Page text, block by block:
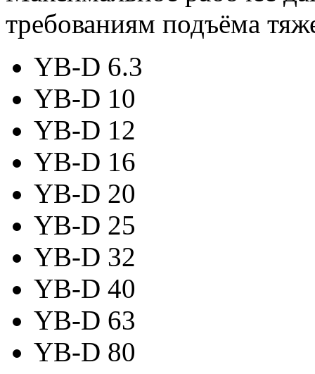
требованиям подъёма
YB-D 6.3
YB-D 10
YB-D 12
YB-D 16
YB-D 20
YB-D 25
YB-D 32
YB-D 40
YB-D 63
YB-D 80